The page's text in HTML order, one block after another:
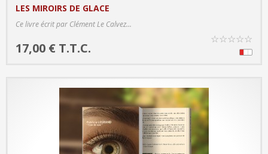
LES MIROIRS DE GLACE
Ce livre écrit par Clément Le Calvez...
17,00 € T.T.C.
☆☆☆☆☆